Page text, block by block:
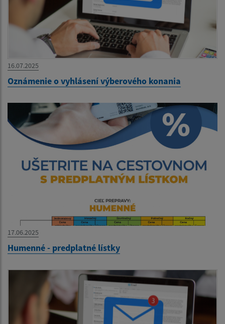
16.07.2025
Oznámenie o vyhlásení výberového konania
17.06.2025
Humenné - predplatné lístky